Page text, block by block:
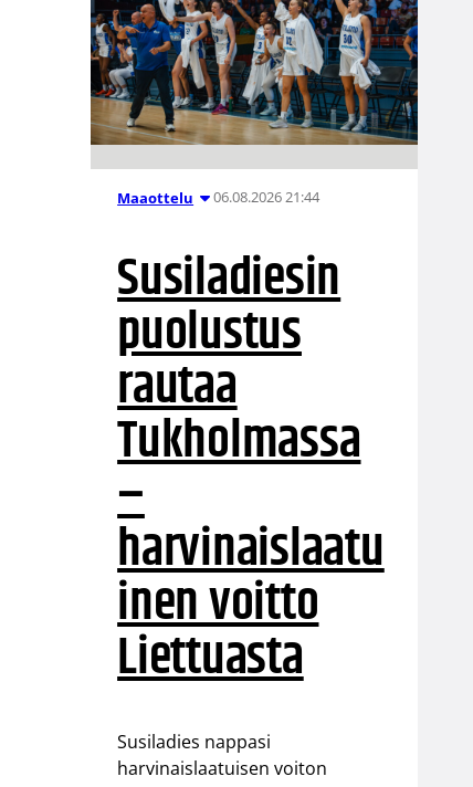
Maaottelu 06.08.2026 21:44
Susiladiesin
puolustus
rautaa
Tukholmassa
–
harvinaislaatu
inen voitto
Liettuasta
Susiladies nappasi
harvinaislaatuisen voiton